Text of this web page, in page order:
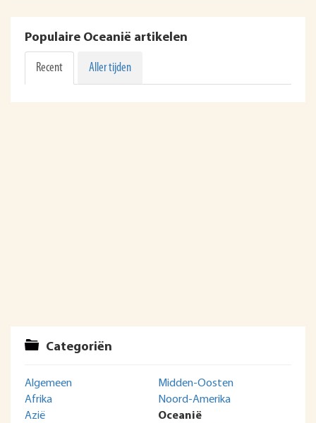
Populaire Oceanië artikelen
Recent Aller tijden
Categoriën
Algemeen
Afrika
Azië
Midden-Oosten
Noord-Amerika
Oceanië